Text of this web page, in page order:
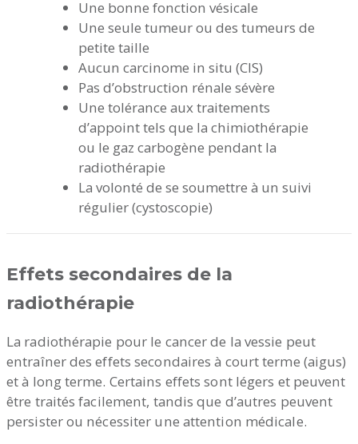
Une bonne fonction vésicale
Une seule tumeur ou des tumeurs de
petite taille
Aucun carcinome in situ (CIS)
Pas d’obstruction rénale sévère
Une tolérance aux traitements
d’appoint tels que la chimiothérapie
ou le gaz carbogène pendant la
radiothérapie
La volonté de se soumettre à un suivi
régulier (cystoscopie)
Effets secondaires de la
radiothérapie
La radiothérapie pour le cancer de la vessie peut
entraîner des effets secondaires à court terme (aigus)
et à long terme. Certains effets sont légers et peuvent
être traités facilement, tandis que d’autres peuvent
persister ou nécessiter une attention médicale.